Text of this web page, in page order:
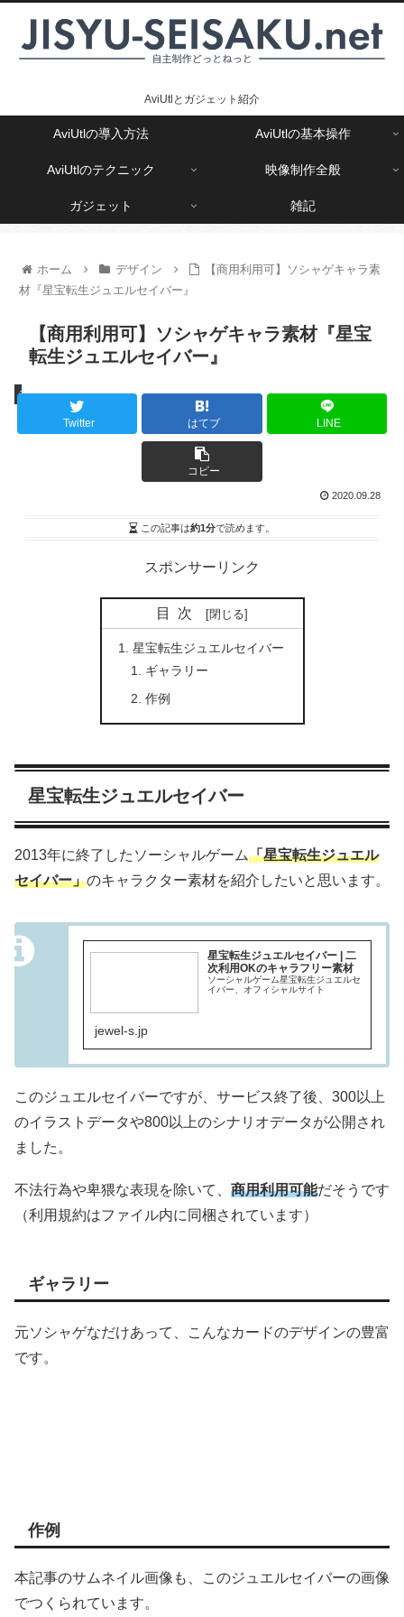
AviUtlとガジェット紹介
AviUtlの導入方法 AviUtlの基本操作
AviUtlのテクニック 映像制作全般
ガジェット 雑記
ホーム デザイン
【商用利用可】ソシャゲキャラ素
材『星宝転生ジュエルセイバー』
【商用利用可】ソシャゲキャラ素材『星宝
転生ジュエルセイバー』
デザイン
Twitter はてブ LINE
コピー
2020.09.28
この記事は約1分で読めます。
スポンサーリンク
目次
星宝転生ジュエルセイバー
ギャラリー
作例
星宝転生ジュエルセイバー
2013年に終了したソーシャルゲーム「星宝転生ジュエル
セイバー」のキャラクター素材を紹介したいと思います。
星宝転生ジュエルセイバー | 二
次利用OKのキャラフリー素材
ソーシャルゲーム星宝転生ジュエルセ
イバー、オフィシャルサイト
jewel-s.jp
このジュエルセイバーですが、サービス終了後、300以上
のイラストデータや800以上のシナリオデータが公開され
ました。
不法行為や卑猥な表現を除いて、 商用利用可能だそうです
（利用規約はファイル内に同梱されています）
ギャラリー
元ソシャゲなだけあって、こんなカードのデザインの豊富
です。
作例
本記事のサムネイル画像も、このジュエルセイバーの画像
でつくられています。